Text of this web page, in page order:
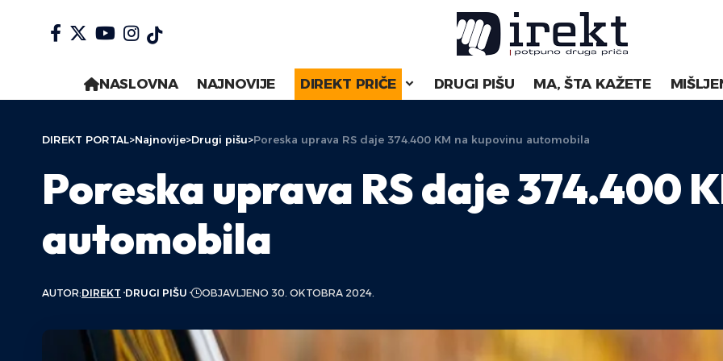
NASLOVNA NAJNOVIJE DIREKT PRIČE DRUGI PIŠU MA, ŠTA KAŽETE
DIREKT PORTAL>Najnovije>Drugi pišu>Poreska uprava RS daje 374.400 KM na kupovinu automobila
Poreska uprava RS daje 374.400
automobila
AUTOR:DIREKT DRUGI PIŠU OBJAVLJENO 30. OKTOBRA 2024.